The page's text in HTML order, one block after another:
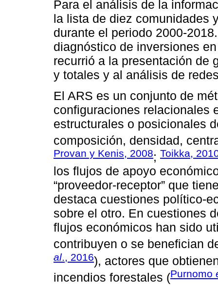
Para el análisis de la
la lista de diez comunidades
durante el periodo 2000-
diagnóstico de inversiones
recurrió a la presentación de
y totales y al análisis de
El ARS es un conjunto de
configuraciones relacionales
estructurales o posicionales
composición, densidad,
Provan y Kenis, 2008; Toikka,
los flujos de apoyo
“proveedor-receptor” que
destaca cuestiones político-
sobre el otro. En cuestiones
flujos económicos han sido
contribuyen o se benefician
al ., 2016), actores que
incendios forestales (Purnomo